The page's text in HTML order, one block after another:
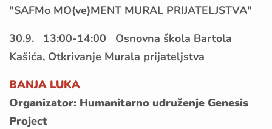
"SAFMo MO(ve)MENT MURAL PRIJATELJSTVA"
30.9. 13:00-14:00 Osnovna škola Bartola
Kašića, Otkrivanje Murala prijateljstva
BANJA LUKA
Organizator: Humanitarno udruženje Genesis
Project